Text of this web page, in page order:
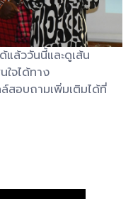
ล้ววันนี้และดูเส้น
จได้ทาง
สอบถามเพิ่มเติมได้ที่